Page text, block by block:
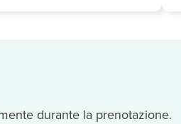
durante la prenotazione.